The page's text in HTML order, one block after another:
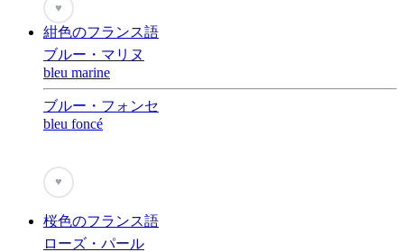
♥
紺色のフランス語
ブルー・マリヌ
bleu marine
ブルー・フォンセ
bleu foncé
♥
桜色のフランス語
ローズ・パール